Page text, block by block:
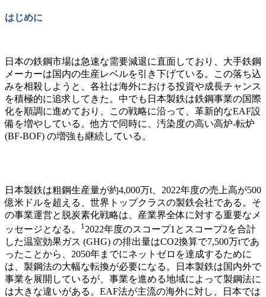
はじめに
日本の鉄鋼市場は急速な需要減退に直面しており、大手鉄鋼
メーカーは国内の生産レベルを引き下げている。この落ち込
みを相殺しようと、各社は海外における投資や成長チャンス
を積極的に追求してきた。中でも日本製鉄は鉄鋼事業の国際
化を順調に進めており、この戦略に沿って、革新的なEAF設
備を増やしている。他方で同時に、汚染度の高い高炉-転炉
(BF-BOF) の増強も継続している。
日本製鉄は粗鋼生産量が約4,000万t、2022年度の売上高が500
億米ドルを超える、世界トップクラスの製鉄会社である。そ
の事業運営と脱炭素化戦略は、産業界全体に対する重要なメ
ッセージとなる 。 1 2022年度のスコープ1とスコープ2を合計
した温室効果ガス (GHG) の排出量はCO2換算で7,500万tであ
ったことから、2050年までにネットゼロを達成するために
は、製鋼法の大幅な転換が必要になる。日本製鉄は国内外で
事業を展開しているが、事業を進める地域によって製鋼法に
は大きな違いがある。EAF法が主流の海外に対し、日本では